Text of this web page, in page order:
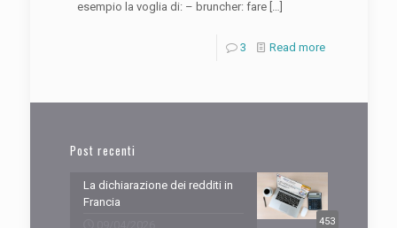
esempio la voglia di: – bruncher: fare[…]
3 Read more
Post recenti
453
La dichiarazione dei redditi in
Francia